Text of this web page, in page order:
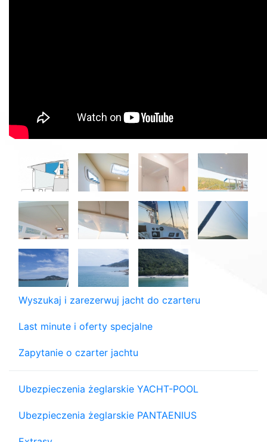
Wyszukaj i zarezerwuj jacht do czarteru
Last minute i oferty specjalne
Zapytanie o czarter jachtu
Ubezpieczenia żeglarskie YACHT-POOL
Ubezpieczenia żeglarskie PANTAENIUS